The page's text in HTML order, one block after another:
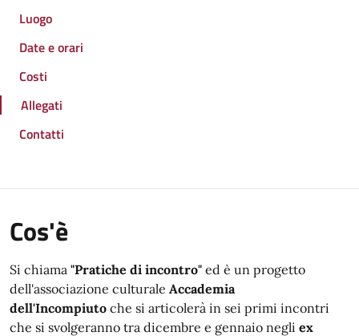
Luogo
Date e orari
Costi
Allegati
Contatti
Cos'è
Si chiama "Pratiche di incontro" ed è un progetto
dell'associazione culturale Accademia
dell'Incompiuto che si articolerà in sei primi incontri
che si svolgeranno tra dicembre e gennaio negli ex